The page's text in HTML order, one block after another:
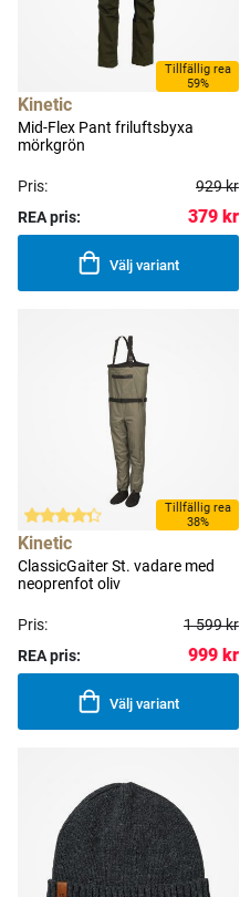
Tillfällig rea
59%
Kinetic
Mid-Flex Pant friluftsbyxa
mörkgrön
Pris:
929 kr
REA pris:
379 kr
Välj variant
Tillfällig rea
38%
Kinetic
ClassicGaiter St. vadare med
neoprenfot oliv
Pris:
1 599 kr
REA pris:
999 kr
Välj variant